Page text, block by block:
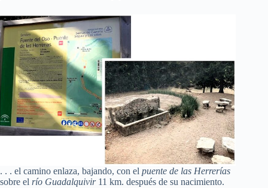
. . . el camino enlaza, bajando, con el puente de las Herrerías
sobre el río Guadalquivir11 km. después de su nacimiento.